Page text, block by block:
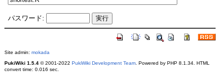
パスワード:
Site admin: mokada
PukiWiki 1.5.4© 2001-2022 PukiWiki Development Team. Powered by PHP 8.1.34. HTML
convert time: 0.016 sec.